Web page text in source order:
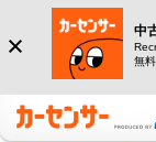
中
無